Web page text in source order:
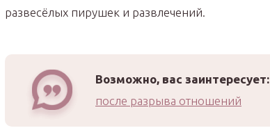
развесёлых пирушек и развлечений.
Возможно, вас заинтересует:
после разрыва отношений